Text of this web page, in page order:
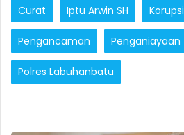
Curat Iptu Arwin SH Korupsi
Pengancaman Penganiayaan
Polres Labuhanbatu